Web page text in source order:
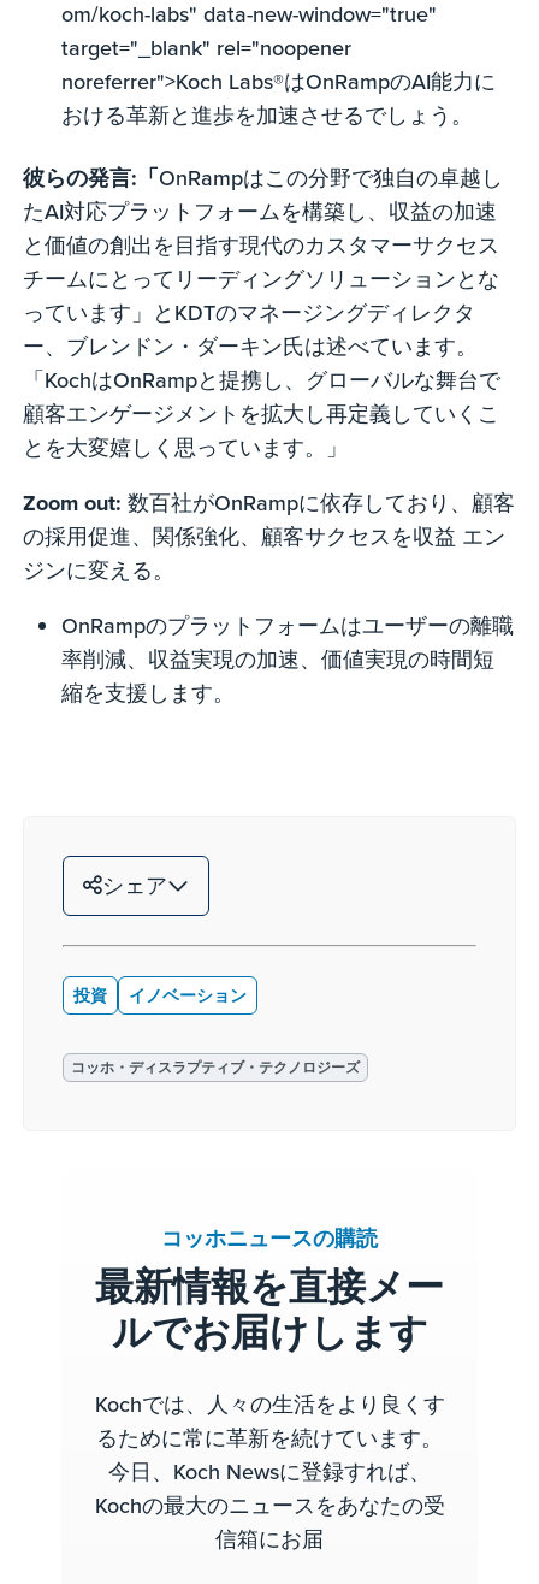
om/koch-labs" data-new-window="true"
target="_blank" rel="noopener
noreferrer">Koch Labs®はOnRampのAI能力に
おける革新と進歩を加速させるでしょう。
彼らの発言:「OnRampはこの分野で独自の卓越し
たAI対応プラットフォームを構築し、収益の加速
と価値の創出を目指す現代のカスタマーサクセス
チームにとってリーディングソリューションとな
っています」とKDTのマネージングディレクタ
ー、ブレンドン・ダーキン氏は述べています。
「KochはOnRampと提携し、グローバルな舞台で
顧客エンゲージメントを拡大し再定義していくこ
とを大変嬉しく思っています。」
Zoom out:数百社がOnRampに依存しており、顧客
の採用促進、関係強化、顧客サクセスを収益 エン
ジンに変える。
OnRampのプラットフォームはユーザーの離職
率削減、収益実現の加速、価値実現の時間短
縮を支援します。
シェア
投資 イノベーション
コッホ・ディスラプティブ・テクノロジーズ
コッホニュースの購読
最新情報を直接メー
ルでお届けします
Kochでは、人々の生活をより良くす
るために常に革新を続けています。
今日、Koch Newsに登録すれば、
Kochの最大のニュースをあなたの受
信箱にお届